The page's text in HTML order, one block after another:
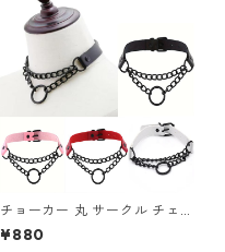
軟骨ピアス 新品 アクセサリー
レディース メンズ ユニセック
チョーカー 丸 サークル チェー
ン レザー ブラック ２連チェー
ン レザーチョーカー
¥880